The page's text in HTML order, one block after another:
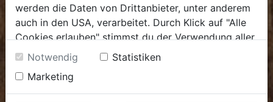
Kundenservice
Mo - Do: 8.00 - 16.00 Uhr
Fr: 8.00 - 15.00 Uhr
.dieBiokiste@biohof.at
T.+43 7272 2597
werden die Daten von Drittanbieter, unter anderem
auch in den USA, verarbeitet. Durch Klick auf "Alle
Cookies erlauben" stimmst du der Verwendung aller
Cookies zu. Unter "Details anzeigen" findest du alle
Infos zu den unterschiedlichen Cookies, du kannst
auch entscheiden, welche Cookies du erlauben
möchtest.
Notwendig
Statistiken
Marketing